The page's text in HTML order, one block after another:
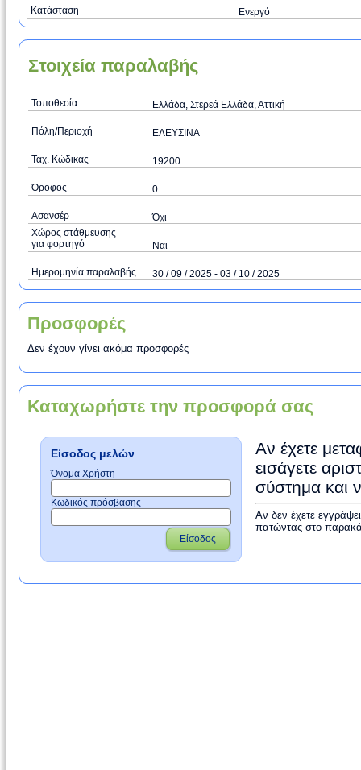
Κατάσταση Ενεργό
Στοιχεία παραλαβής
Τοποθεσία Ελλάδα, Στερεά Ελλάδα, Αττική
Πόλη/Περιοχή ΕΛΕΥΣΙΝΑ
Ταχ. Κώδικας 19200
Όροφος 0
Ασανσέρ
Όχι
Χώρος στάθμευσης
για φορτηγό
Ναι
Ημερομηνία παραλαβής 30 / 09 / 2025 - 03 / 10 / 2025
Προσφορές
Δεν έχουν γίνει ακόμα προσφορές
Καταχωρήστε την προσφορά σας
Είσοδος μελών
Όνομα Χρήστη
Κωδικός πρόσβασης
Είσοδος
Αν έχετε
εισάγετε
σύστημα και
Αν δεν έχετε
πατώντας στο